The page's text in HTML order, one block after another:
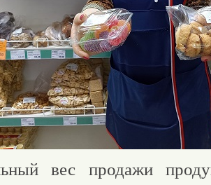
вес продажи